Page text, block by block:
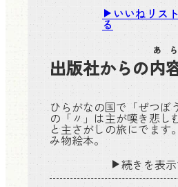
いいねリス
る
出版社からの内
あ
ひらがなの国で「ぜつぼ
の「〃」は主が嘆き悲し
と主さがしの旅にでます
み物絵本。
続きを表